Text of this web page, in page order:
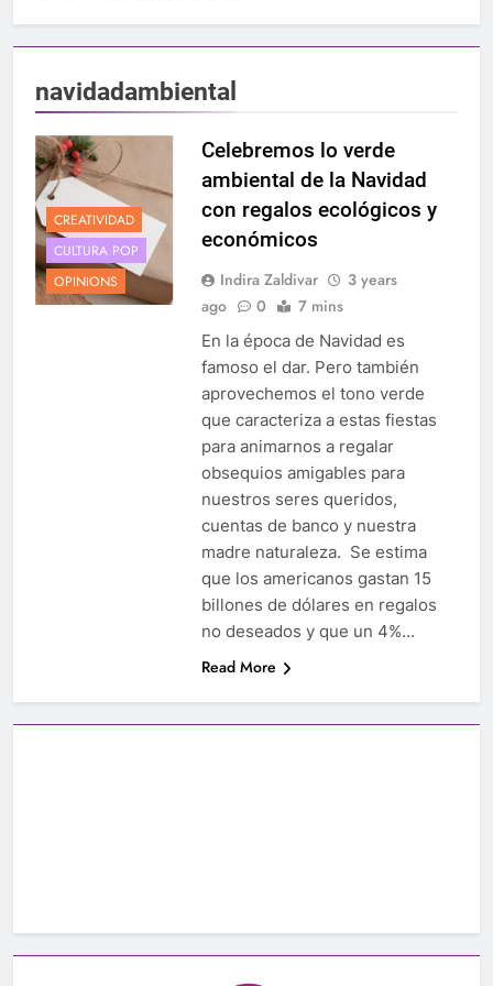
navidadambiental
CREATIVIDAD
CULTURA POP
OPINIONS
Celebremos lo verde
ambiental de la Navidad
con regalos ecológicos y
económicos
Indira Zaldivar
3 years
ago
0 7 mins
En la época de Navidad es
famoso el dar. Pero también
aprovechemos el tono verde
que caracteriza a estas fiestas
para animarnos a regalar
obsequios amigables para
nuestros seres queridos,
cuentas de banco y nuestra
madre naturaleza. Se estima
que los americanos gastan 15
billones de dólares en regalos
no deseados y que un 4%…
Read More